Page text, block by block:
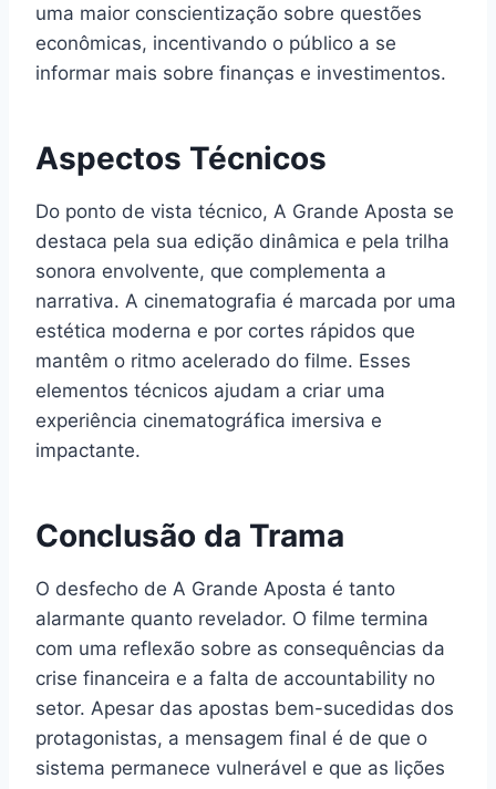
uma maior conscientização sobre questões
econômicas, incentivando o público a se
informar mais sobre finanças e investimentos.
Aspectos Técnicos
Do ponto de vista técnico, A Grande Aposta se
destaca pela sua edição dinâmica e pela trilha
sonora envolvente, que complementa a
narrativa. A cinematografia é marcada por uma
estética moderna e por cortes rápidos que
mantêm o ritmo acelerado do filme. Esses
elementos técnicos ajudam a criar uma
experiência cinematográfica imersiva e
impactante.
Conclusão da Trama
O desfecho de A Grande Aposta é tanto
alarmante quanto revelador. O filme termina
com uma reflexão sobre as consequências da
crise financeira e a falta de accountability no
setor. Apesar das apostas bem-sucedidas dos
protagonistas, a mensagem final é de que o
sistema permanece vulnerável e que as lições